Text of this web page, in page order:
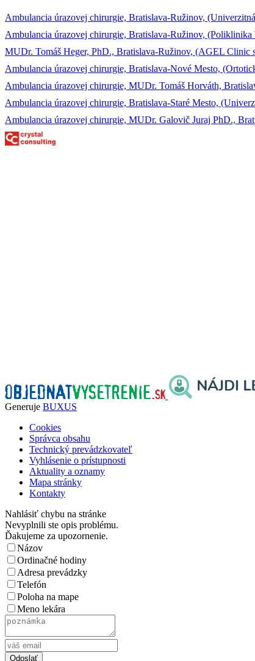
Ambulancia úrazovej chirurgie, Bratislava-Ružinov,
Ambulancia úrazovej chirurgie, Bratislava-Ružinov, (Poliklinika
MUDr. Tomáš Heger, PhD., Bratislava-Ružinov, (AGEL Clinic
Ambulancia úrazovej chirurgie, Bratislava-Nové Mesto,
Ambulancia úrazovej chirurgie, MUDr. Tomáš Horváth,
Ambulancia úrazovej chirurgie, Bratislava-Staré Mesto,
Ambulancia úrazovej chirurgie, MUDr. Galovič Juraj PhD.,
Generuje BUXUS
Cookies
Správca obsahu
Technický prevádzkovateľ
Vyhlásenie o prístupnosti
Aktuality a oznamy
Mapa stránky
Kontakty
Nahlásiť chybu na stránke
Nevyplnili ste opis problému.
Ďakujeme za upozornenie.
Názov
Ordinačné hodiny
Adresa prevádzky
Telefón
Poloha na mape
Meno lekára